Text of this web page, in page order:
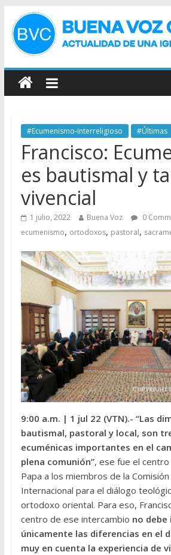
#Ecumenismo-Interreligioso #Últimas
Francisco:
es bautismal y
vivencial
1 julio, 2022 Buena Voz
0
ecumenismo, ortodoxos, pastoral,
9:00 a.m. | 1 jul 22 (VTN).- “Las
bautismal, pastoral y local, son
ecuménicas importantes en el
plena comunión”, ese fue el
Papa a los miembros de la
Internacional para el diálogo
ortodoxo oriental. Para eso,
centro de ese intercambio no debe
únicamente las diferencias en el
muy en cuenta la experiencia de